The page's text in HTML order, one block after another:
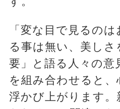
「変な目で見るの
る事は無い、美し
要」と語る人々の意
を組み合わせると
浮かび上がります